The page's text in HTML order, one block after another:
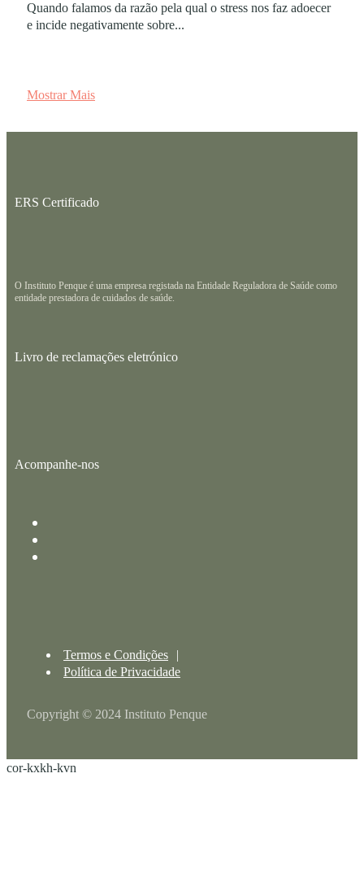
Quando falamos da razão pela qual o stress nos faz adoecer
e incide negativamente sobre...
Mostrar Mais
ERS Certificado
O Instituto Penque é uma empresa registada na Entidade Reguladora de Saúde como
entidade prestadora de cuidados de saúde.
Livro de reclamações eletrónico
Acompanhe-nos
Termos e Condições
Política de Privacidade
Copyright © 2024 Instituto Penque
cor-kxkh-kvn